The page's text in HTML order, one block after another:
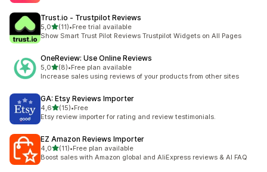
Trust.io ‑ Trustpilot Reviews
5,0de 5 estrelas
(11)
11 total de avaliações
•Free trial available
Show Smart Trust Pilot Reviews Trustpilot Widgets on All Pages
OneReview: Use Online Reviews
5,0de 5 estrelas
(8)
8 total de avaliações
•Free plan available
Increase sales using reviews of your products from other sites
GA: Etsy Reviews Importer
4,6de 5 estrelas
(15)
15 total de avaliações
•Free
Etsy review importer for rating and review testimonials.
EZ Amazon Reviews Importer
4,0de 5 estrelas
(11)
11 total de avaliações
•Free plan available
Boost sales with Amazon global and AliExpress reviews & AI FAQ